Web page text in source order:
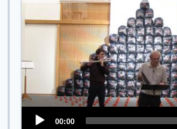
00:00